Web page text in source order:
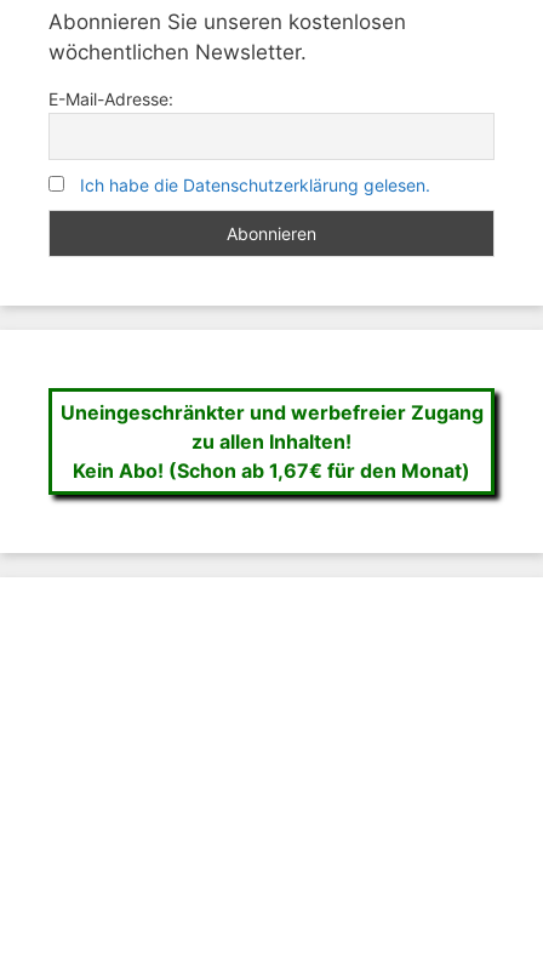
Abonnieren Sie unseren kostenlosen
wöchentlichen Newsletter.
E-Mail-Adresse:
Ich habe die Datenschutzerklärung gelesen.
Uneingeschränkter und werbefreier Zugang
zu allen Inhalten!
Kein Abo! (Schon ab 1,67€ für den Monat)